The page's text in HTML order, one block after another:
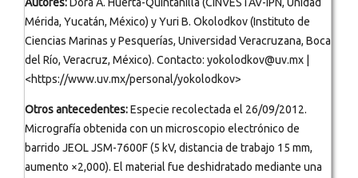
Mérida, Yucatán, México) y Yuri B. Okolodkov (Instituto de
Ciencias Marinas y Pesquerías, Universidad Veracruzana, Boca
del Río, Veracruz, México). Contacto: yokolodkov@uv.mx |
<https://www.uv.mx/personal/yokolodkov>
Otros antecedentes:Especie recolectada el 26/09/2012.
Micrografía obtenida con un microscopio electrónico de
barrido JEOL JSM-7600F (5 kV, distancia de trabajo 15 mm,
aumento ×2,000). El material fue deshidratado mediante una